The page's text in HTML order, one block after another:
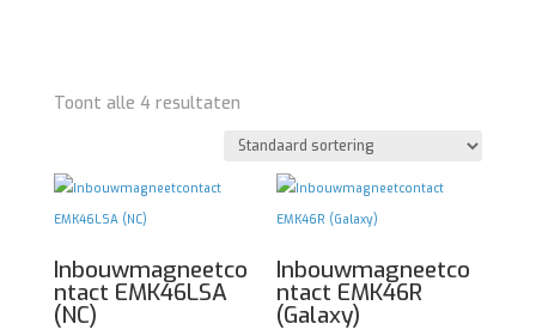
Toont alle 4 resultaten
Inbouwmagneetco
ntact EMK46LSA
(NC)
Inbouwmagneetco
ntact EMK46R
(Galaxy)